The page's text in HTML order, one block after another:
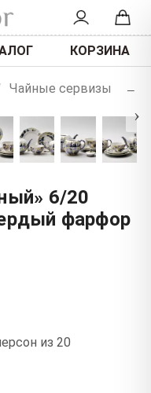
КОРЗИНА
Чайные сервизы
›
+
−
6/20
фарфор
из 20